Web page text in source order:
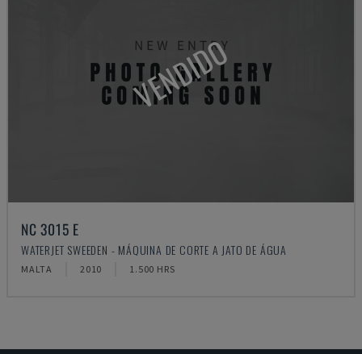
VENDIDO
NC 3015 E
WATERJET SWEEDEN - MÁQUINA DE CORTE A JATO DE ÁGUA
MALTA 2010 1.500 HRS